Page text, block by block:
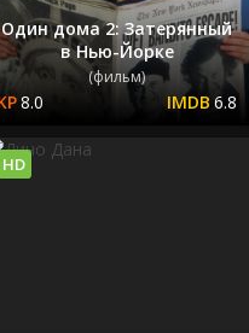
Один дома 2: Затерянный
в Нью-Йорке
(фильм)
8.0 6.8
HD